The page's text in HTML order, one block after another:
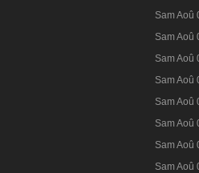
Sam Aoû
Sam Aoû
Sam Aoû
Sam Aoû
Sam Aoû
Sam Aoû
Sam Aoû
Sam Aoû